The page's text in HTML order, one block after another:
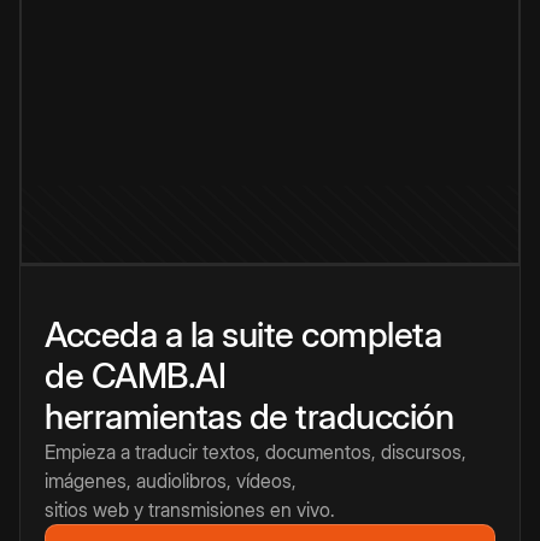
Acceda a la suite completa
de CAMB.AI
herramientas de traducción
Empieza a traducir textos, documentos, discursos,
imágenes, audiolibros, vídeos,
sitios web y transmisiones en vivo.